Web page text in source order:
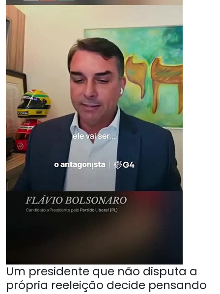
Um presidente que não disputa a
própria reeleição decide pensando